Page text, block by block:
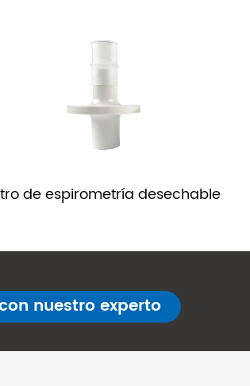
de espirometría desechable
nuestro experto